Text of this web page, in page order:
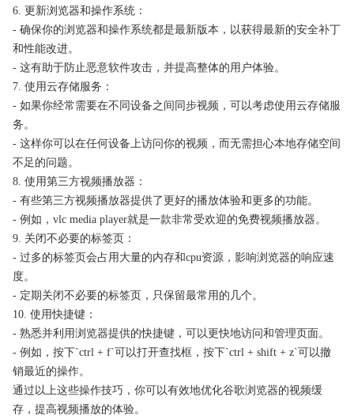
6. 更新浏览器和操作系统：
- 确保你的浏览器和操作系统都是最新版本，以获得最新的安全补丁
和性能改进。
- 这有助于防止恶意软件攻击，并提高整体的用户体验。
7. 使用云存储服务：
- 如果你经常需要在不同设备之间同步视频，可以考虑使用云存储服
务。
- 这样你可以在任何设备上访问你的视频，而无需担心本地存储空间
不足的问题。
8. 使用第三方视频播放器：
- 有些第三方视频播放器提供了更好的播放体验和更多的功能。
- 例如，vlc media player就是一款非常受欢迎的免费视频播放器。
9. 关闭不必要的标签页：
- 过多的标签页会占用大量的内存和cpu资源，影响浏览器的响应速
度。
- 定期关闭不必要的标签页，只保留最常用的几个。
10. 使用快捷键：
- 熟悉并利用浏览器提供的快捷键，可以更快地访问和管理页面。
- 例如，按下`ctrl + f`可以打开查找框，按下`ctrl + shift + z`可以撤
销最近的操作。
通过以上这些操作技巧，你可以有效地优化谷歌浏览器的视频缓
存，提高视频播放的体验。